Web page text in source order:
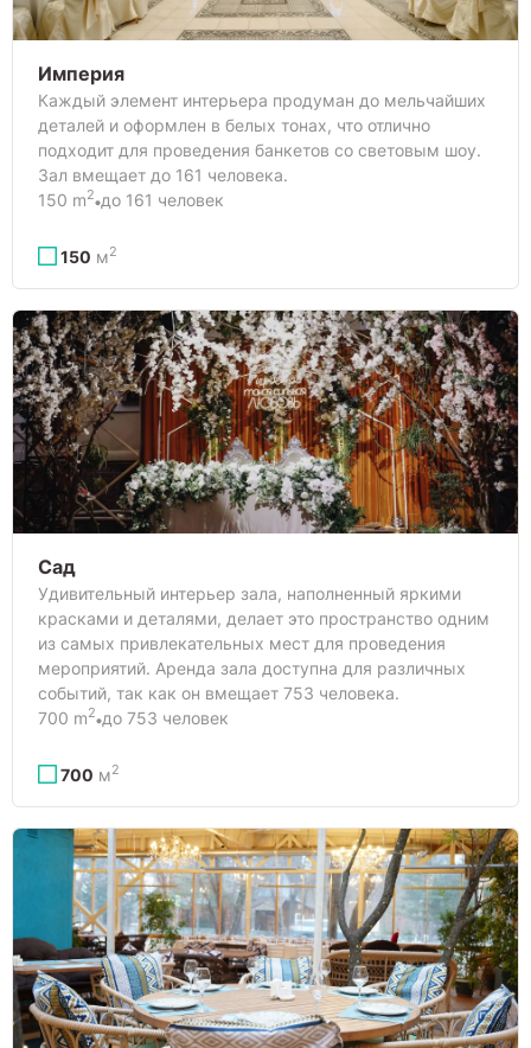
Империя
Каждый элемент интерьера продуман до мельчайших
деталей и оформлен в белых тонах, что отлично
подходит для проведения банкетов со световым шоу.
Зал вмещает до 161 человека.
150 m2 до 161 человек
150 м2
Сад
Удивительный интерьер зала, наполненный яркими
красками и деталями, делает это пространство одним
из самых привлекательных мест для проведения
мероприятий. Аренда зала доступна для различных
событий, так как он вмещает 753 человека.
700 m2 до 753 человек
700 м2